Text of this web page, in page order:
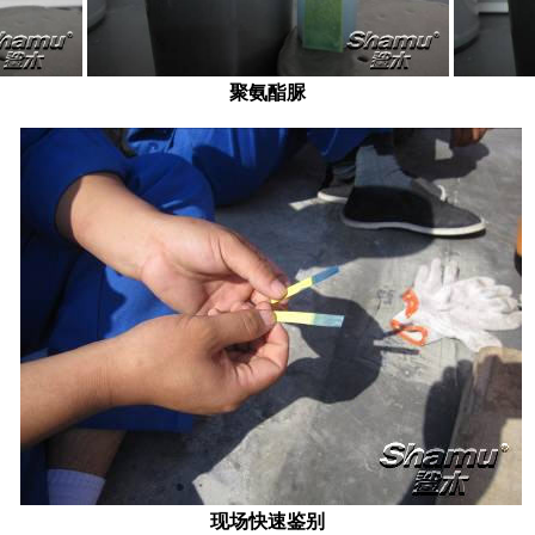
聚氨酯脲
现场快速鉴别